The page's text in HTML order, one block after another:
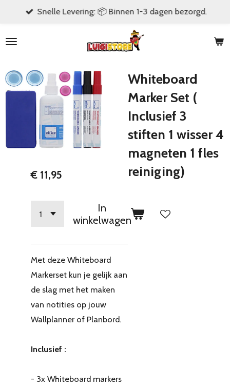
naar
hoofdinhoud
Snelle Levering: 📦 Binnen 1-3 dagen bezorgd.
Whiteboard
Marker Set (
Inclusief 3
stiften 1 wisser 4
magneten 1 fles
reiniging)
€ 11,95
In
winkelwagen
Met deze Whiteboard
Markerset kun je gelijk aan
de slag met het maken
van notities op jouw
Wallplanner of Planbord.
Inclusief :
- 3x Whiteboard markers